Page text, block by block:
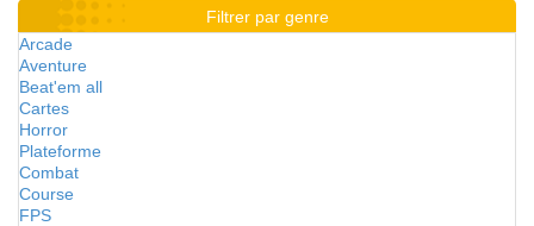
Filtrer par genre
Arcade
Aventure
Beat'em all
Cartes
Horror
Plateforme
Combat
Course
FPS